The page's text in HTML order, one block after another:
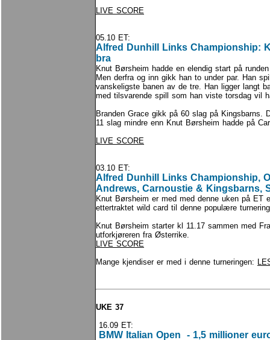
LIVE SCORE
05.10 ET:
Alfred Dunhill Links Championship:
bra
Knut Børsheim hadde en elendig start på
Men derfra og inn gikk han to under par. Han
vanskeligste banen av de tre. Han ligger langt
med tilsvarende spill som han viste torsdag vil
Branden Grace gikk på 60 slag på Kingsbarns.
11 slag mindre enn Knut Børsheim hadde på
LIVE SCORE
03.10 ET:
Alfred Dunhill Links Championship,
Andrews, Carnoustie & Kingsbarns,
Knut Børsheim er med med denne uken på ET
ettertraktet wild card til denne populære
Knut Børsheim starter kl 11.17 sammen med
utforkjøreren fra Østerrike.
LIVE SCORE
Mange kjendiser er med i denne turneringen:
UKE 37
16.09 ET:
BMW Italian Open - 1,5 millioner